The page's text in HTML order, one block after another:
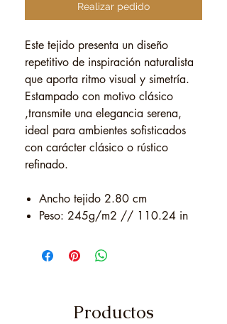
Realizar pedido
Este tejido presenta un diseño
repetitivo de inspiración naturalista
que aporta ritmo visual y simetría.
Estampado con motivo clásico
,transmite una elegancia serena,
ideal para ambientes sofisticados
con carácter clásico o rústico
refinado.
Ancho tejido 2.80 cm
Peso: 245g/m2 // 110.24 in
Productos